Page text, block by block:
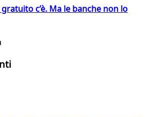
c’è. Ma le banche non lo